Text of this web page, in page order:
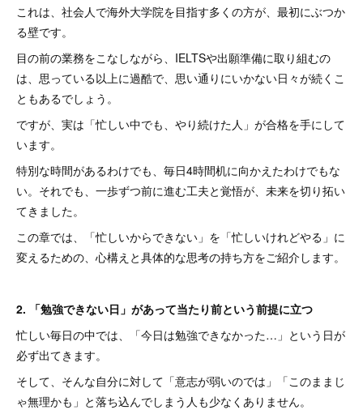
これは、社会人で海外大学院を目指す多くの方が、最初にぶつか
る壁です。
目の前の業務をこなしながら、IELTSや出願準備に取り組むの
は、思っている以上に過酷で、思い通りにいかない日々が続くこ
ともあるでしょう。
ですが、実は「忙しい中でも、やり続けた人」が合格を手にして
います。
特別な時間があるわけでも、毎日4時間机に向かえたわけでもな
い。それでも、一歩ずつ前に進む工夫と覚悟が、未来を切り拓い
てきました。
この章では、「忙しいからできない」を「忙しいけれどやる」に
変えるための、心構えと具体的な思考の持ち方をご紹介します。
2. 「勉強できない日」があって当たり前という前提に立つ
忙しい毎日の中では、「今日は勉強できなかった…」という日が
必ず出てきます。
そして、そんな自分に対して「意志が弱いのでは」「このままじ
ゃ無理かも」と落ち込んでしまう人も少なくありません。